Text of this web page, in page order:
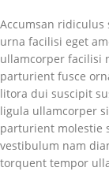
Accumsan ridiculus
urna facilisi eget
ullamcorper facilisi
parturient fusce
litora dui suscipit
ligula ullamcorper
parturient molestie
vestibulum nam
torquent tempor